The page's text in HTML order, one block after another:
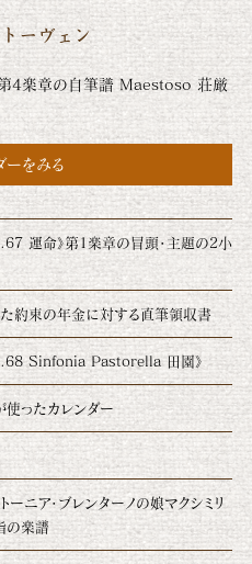
トーヴェン
4楽章の自筆譜 Maestoso 荘厳
ーをみる
運命》第1楽章の冒頭・主題の2小
約束の年金に対する直筆領収書
Sinfonia Pastorella 田園》
使ったカレンダー
ニア・ブレンターノの娘マクシミリ
の楽譜